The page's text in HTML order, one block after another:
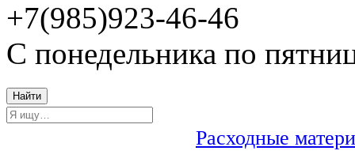
+7(985)923-46-46
С понедельника по
Найти
Расходные